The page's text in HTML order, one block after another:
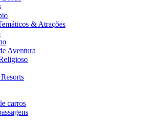
& Atrações
Aventura
carros